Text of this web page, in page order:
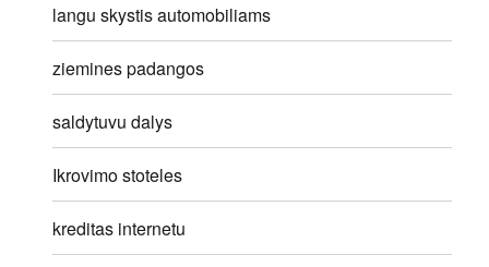
langu skystis automobiliams
ziemines padangos
saldytuvu dalys
Ikrovimo stoteles
kreditas internetu